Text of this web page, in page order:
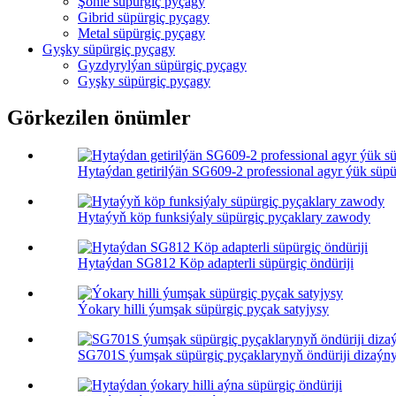
Gibrid süpürgiç pyçagy
Metal süpürgiç pyçagy
Gyşky süpürgiç pyçagy
Gyzdyrylýan süpürgiç pyçagy
Gyşky süpürgiç pyçagy
Görkezilen önümler
Hytaýdan getirilýän SG609-2 professional agyr ýük
Hytaýyň köp funksiýaly süpürgiç pyçaklary zawody
Hytaýdan SG812 Köp adapterli süpürgiç öndüriji
Ýokary hilli ýumşak süpürgiç pyçak satyjysy
SG701S ýumşak süpürgiç pyçaklarynyň öndüriji